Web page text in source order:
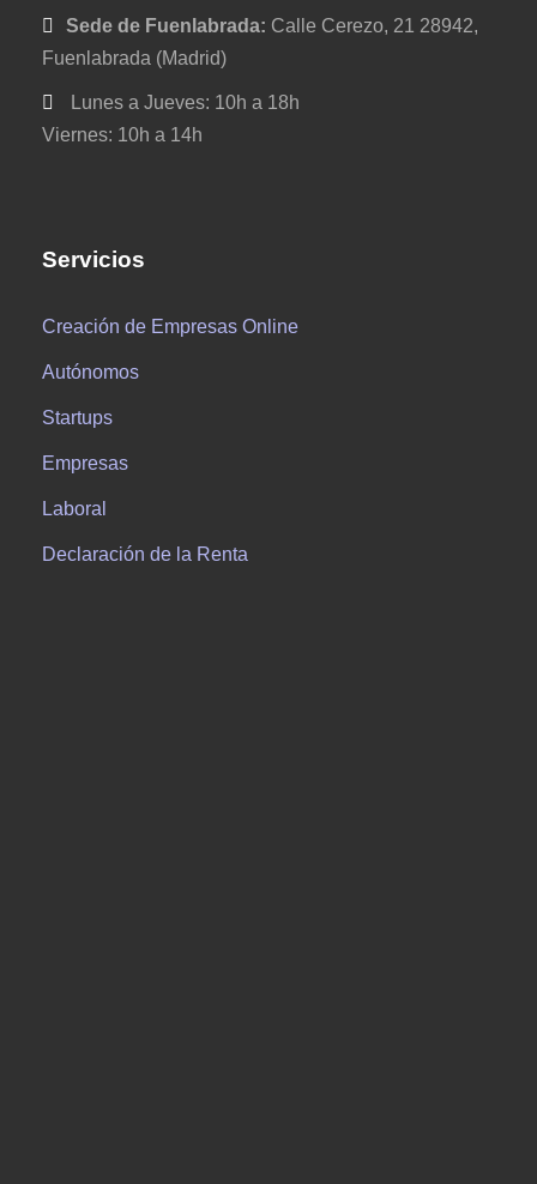
Sede de Fuenlabrada: Calle Cerezo, 21 28942,
Fuenlabrada (Madrid)
Lunes a Jueves: 10h a 18h
Viernes: 10h a 14h
Servicios
Creación de Empresas Online
Autónomos
Startups
Empresas
Laboral
Declaración de la Renta